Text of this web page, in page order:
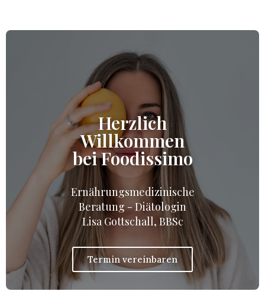
Herzlich
Willkommen
bei Foodissimo
Ernährungsmedizinische
Beratung - Diätologin
Lisa Gottschall, BBSc
Termin vereinbaren